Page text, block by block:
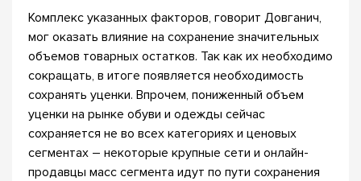
Комплекс указанных факторов, говорит Довганич,
мог оказать влияние на сохранение значительных
объемов товарных остатков. Так как их необходимо
сокращать, в итоге появляется необходимость
сохранять уценки. Впрочем, пониженный объем
уценки на рынке обуви и одежды сейчас
сохраняется не во всех категориях и ценовых
сегментах – некоторые крупные сети и онлайн-
продавцы масс сегмента идут по пути сохранения